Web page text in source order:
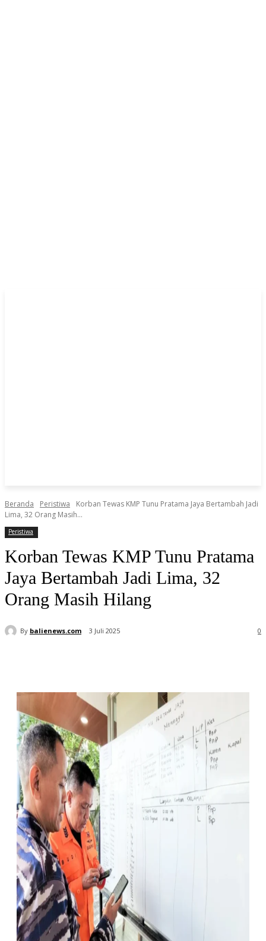
Beranda Peristiwa
Korban Tewas KMP Tunu Pratama Jaya Bertambah Jadi
Lima, 32 Orang Masih...
Peristiwa
Korban Tewas KMP Tunu Pratama
Jaya Bertambah Jadi Lima, 32
Orang Masih Hilang
By balienews.com 3 Juli 2025 0